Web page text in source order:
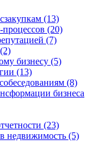
(13)
(20)
(7)
бизнесу (5)
(13)
(8)
бизнеса
(23)
недвижимость (5)